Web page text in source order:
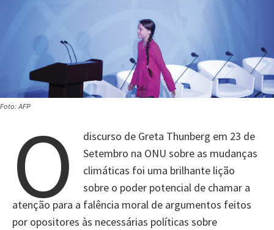
Foto: AFPO
discurso de Greta Thunberg em 23 de
Setembro na ONU sobre as mudanças
climáticas foi uma brilhante lição
sobre o poder potencial de chamar a
atenção para a falência moral de argumentos feitos
por opositores às necessárias políticas sobre